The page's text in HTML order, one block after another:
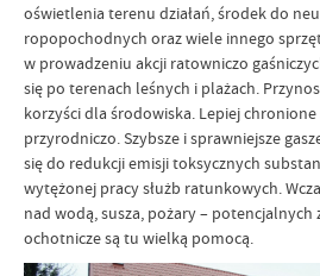
oświetlenia terenu działań, środek do
ropopochodnych oraz wiele innego
w prowadzeniu akcji ratowniczo
się po terenach leśnych i plażach.
korzyści dla środowiska. Lepiej
przyrodniczo. Szybsze i sprawniejsze
się do redukcji emisji toksycznych
wytężonej pracy służb ratunkowych.
nad wodą, susza, pożary – potencjalnych
ochotnicze są tu wielką pomocą.